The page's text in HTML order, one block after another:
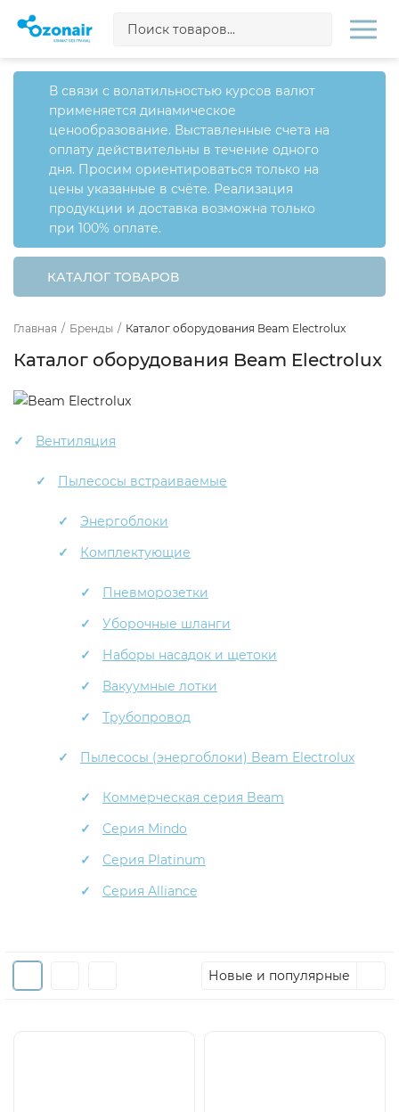
В связи с волатильностью курсов валют
применяется динамическое
ценообразование. Выставленные счета на
оплату действительны в течение одного
дня. Просим ориентироваться только на
цены указанные в счёте. Реализация
продукции и доставка возможна только
при 100% оплате.
КАТАЛОГ ТОВАРОВ
Главная / Бренды / Каталог оборудования Beam Electrolux
Каталог оборудования Beam Electrolux
Вентиляция
Пылесосы встраиваемые
Энергоблоки
Комплектующие
Пневморозетки
Уборочные шланги
Наборы насадок и щетоки
Вакуумные лотки
Трубопровод
Пылесосы (энергоблоки) Beam Electrolux
Коммерческая серия Beam
Серия Mindo
Серия Platinum
Серия Alliance
Новые и популярные